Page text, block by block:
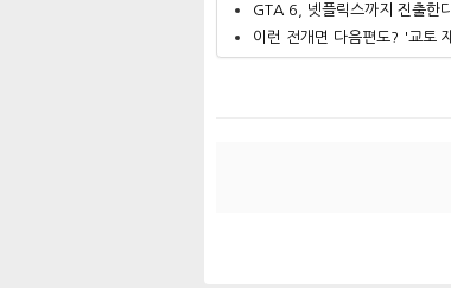
GTA 6, 넷플릭스까지 진출한
이런 전개면 다음편도? '교토